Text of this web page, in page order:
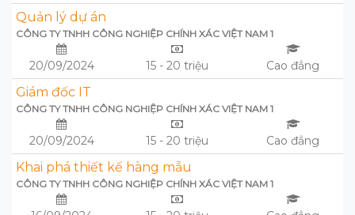
Quản lý dự án
CÔNG TY TNHH CÔNG NGHIỆP CHÍNH XÁC VIỆT NAM 1
20/09/2024 15 - 20 triệu Cao đẳng
Giám đốc IT
CÔNG TY TNHH CÔNG NGHIỆP CHÍNH XÁC VIỆT NAM 1
20/09/2024 15 - 20 triệu Cao đẳng
Khai phá thiết kế hàng mẫu
CÔNG TY TNHH CÔNG NGHIỆP CHÍNH XÁC VIỆT NAM 1